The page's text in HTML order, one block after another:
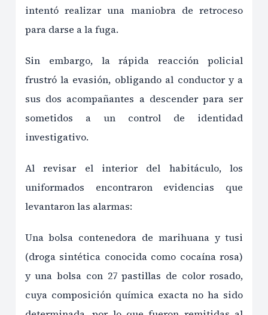
intentó realizar una maniobra de retroceso
para darse a la fuga.
Sin embargo, la rápida reacción policial
frustró la evasión, obligando al conductor y a
sus dos acompañantes a descender para ser
sometidos a un control de identidad
investigativo.
Al revisar el interior del habitáculo, los
uniformados encontraron evidencias que
levantaron las alarmas:
Una bolsa contenedora de marihuana y tusi
(droga sintética conocida como cocaína rosa)
y una bolsa con 27 pastillas de color rosado,
cuya composición química exacta no ha sido